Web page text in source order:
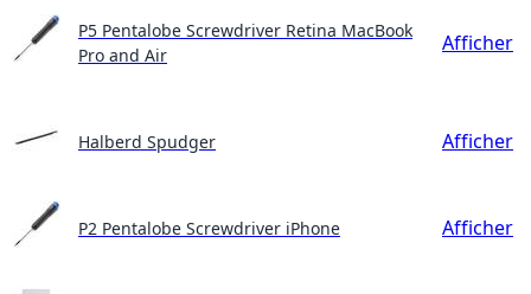
P5 Pentalobe Screwdriver Retina MacBook
Pro and Air
Afficher
Halberd Spudger Afficher
P2 Pentalobe Screwdriver iPhone Afficher